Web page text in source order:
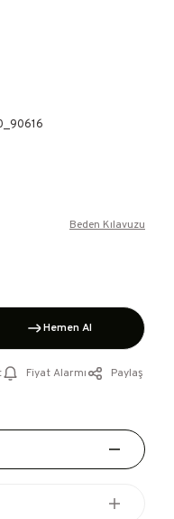
Beden Kılavuzu
Hemen Al
Fiyat Alarmı
Paylaş